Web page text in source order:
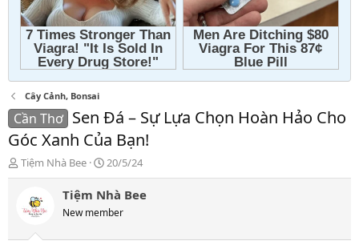
Cây Cảnh, Bonsai
Cần Thơ Sen Đá – Sự Lựa Chọn Hoàn Hảo Cho
Góc Xanh Của Bạn!
T
h
e
Tiệm Nhà Bee
N
g
à
y
g
20/5/24
Tiệm Nhà Bee
New member